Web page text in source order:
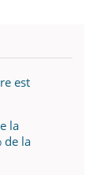
est
la
de la